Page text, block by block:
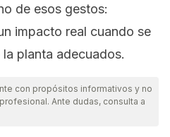
de esos gestos:
impacto real cuando se
planta adecuados.
con propósitos informativos y no
Ante dudas, consulta a